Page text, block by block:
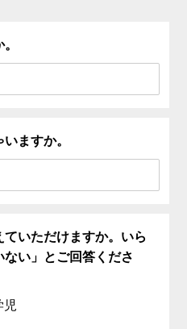
ますか。
いただけますか。いら
い」とご回答くださ
児